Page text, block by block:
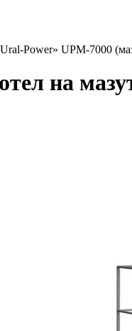
Power» UPM-7000
на